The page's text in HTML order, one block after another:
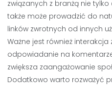
związanych z branżą nie
także może prowadzić do
linków zwrotnych od innych
Ważne jest również interakcja
odpowiadanie na
zwiększa zaangażowanie
Dodatkowo warto rozważyć